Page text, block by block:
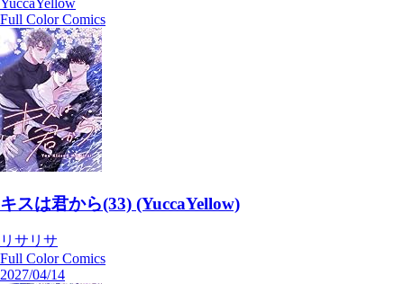
YuccaYellow
Full Color Comics
キスは君から(33) (YuccaYellow)
リサリサ
Full Color Comics
2027/04/14